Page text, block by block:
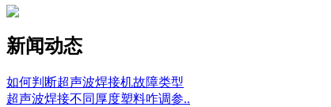
新闻动态
如何判断超声波焊接机故障类型
超声波焊接不同厚度塑料咋调参..